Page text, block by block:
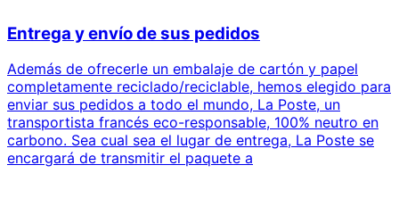
Entrega y envío de sus pedidos
Además de ofrecerle un embalaje de cartón y papel
completamente reciclado/reciclable, hemos elegido para
enviar sus pedidos a todo el mundo, La Poste, un
transportista francés eco-responsable, 100% neutro en
carbono. Sea cual sea el lugar de entrega, La Poste se
encargará de transmitir el paquete a